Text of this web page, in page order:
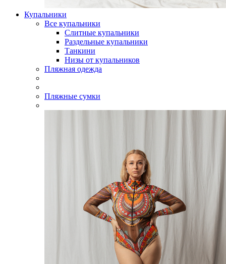
Купальники
Все купальники
Слитные купальники
Раздельные купальники
Танкини
Низы от купальников
Пляжная одежда
Пляжные сумки